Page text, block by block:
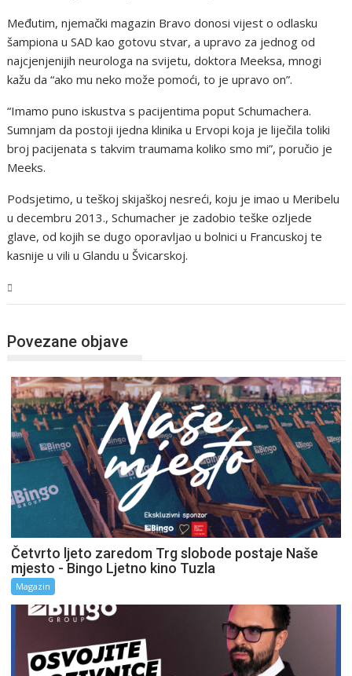
Međutim, njemački magazin Bravo donosi vijest o odlasku
šampiona u SAD kao gotovu stvar, a upravo za jednog od
najcjenjenijih neurologa na svijetu, doktora Meeksa, mnogi
kažu da “ako mu neko može pomoći, to je upravo on”.
“Imamo puno iskustva s pacijentima poput Schumachera.
Sumnjam da postoji ijedna klinika u Ervopi koja je liječila toliki
broj pacijenata s takvim traumama koliko smo mi”, poručio je
Meeks.
Podsjetimo, u teškoj skijaškoj nesreći, koju je imao u Meribelu
u decembru 2013., Schumacher je zadobio teške ozljede
glave, od kojih se dugo oporavljao u bolnici u Francuskoj te
kasnije u vili u Glandu u Švicarskoj.
Povezane objave
Četvrto ljeto zaredom Trg slobode postaje Naše
mjesto - Bingo Ljetno kino Tuzla
Magazin